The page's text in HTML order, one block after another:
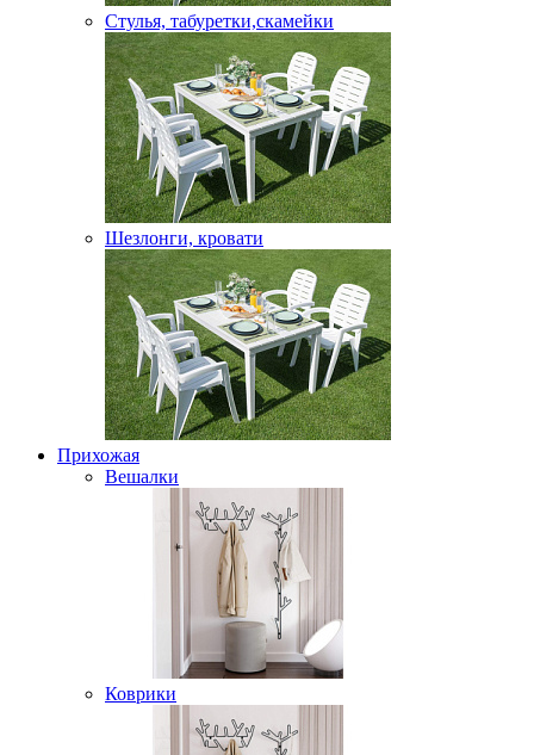
Стулья, табуретки,скамейки
Шезлонги, кровати
Прихожая
Вешалки
Коврики